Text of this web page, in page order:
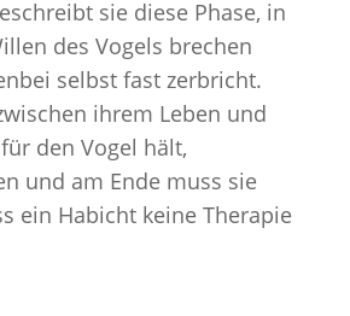
sie diese Phase, in
des Vogels brechen
selbst fast zerbricht.
ihrem Leben und
den Vogel hält,
und am Ende muss sie
ein Habicht keine Therapie